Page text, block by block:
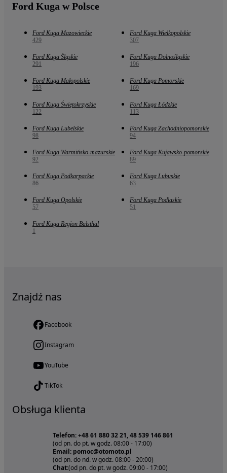
Ford Kuga w Polsce
Ford Kuga Mazowieckie
429
Ford Kuga Wielkopolskie
307
Ford Kuga Śląskie
291
Ford Kuga Dolnośląskie
196
Ford Kuga Małopolskie
193
Ford Kuga Pomorskie
169
Ford Kuga Świętokrzyskie
122
Ford Kuga Łódzkie
113
Ford Kuga Lubelskie
98
Ford Kuga Zachodniopomorskie
94
Ford Kuga Warmińsko-mazurskie
92
Ford Kuga Kujawsko-pomorskie
89
Ford Kuga Podkarpackie
86
Ford Kuga Lubuskie
63
Ford Kuga Opolskie
57
Ford Kuga Podlaskie
51
Ford Kuga Region Balsthal
1
Znajdź nas
Facebook
Instagram
YouTube
TikTok
Obsługa klienta
Telefon: +48 61 880 32 21, 48 539 146 861
(od pn. do pt. w godz. 08:00 - 17:00)
Email: pomoc@otomoto.pl
(od pn. do nd. w godz. 08:00 - 20:00)
Chat:(od pn. do pt. w godz. 09:00 - 17:00)